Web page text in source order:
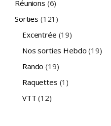
Réunions (6)
Sorties (121)
Excentrée (19)
Nos sorties Hebdo (19)
Rando (19)
Raquettes (1)
VTT (12)